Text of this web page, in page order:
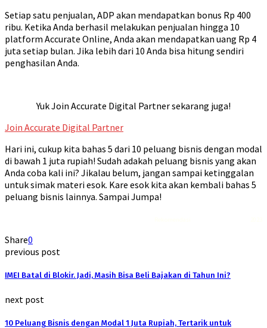
Setiap satu penjualan, ADP akan mendapatkan bonus Rp 400
ribu. Ketika Anda berhasil melakukan penjualan hingga 10
platform Accurate Online, Anda akan mendapatkan uang Rp 4
juta setiap bulan. Jika lebih dari 10 Anda bisa hitung sendiri
penghasilan Anda.
Yuk Join Accurate Digital Partner sekarang juga!
Join Accurate Digital Partner
Hari ini, cukup kita bahas 5 dari 10 peluang bisnis dengan modal
di bawah 1 juta rupiah! Sudah adakah peluang bisnis yang akan
Anda coba kali ini? Jikalau belum, jangan sampai ketinggalan
untuk simak materi esok. Kare esok kita akan kembali bahas 5
peluang bisnis lainnya. Sampai Jumpa!
Share0
previous post
IMEI Batal di Blokir. Jadi, Masih Bisa Beli Bajakan di Tahun Ini?
next post
10 Peluang Bisnis dengan Modal 1 Juta Rupiah, Tertarik untuk